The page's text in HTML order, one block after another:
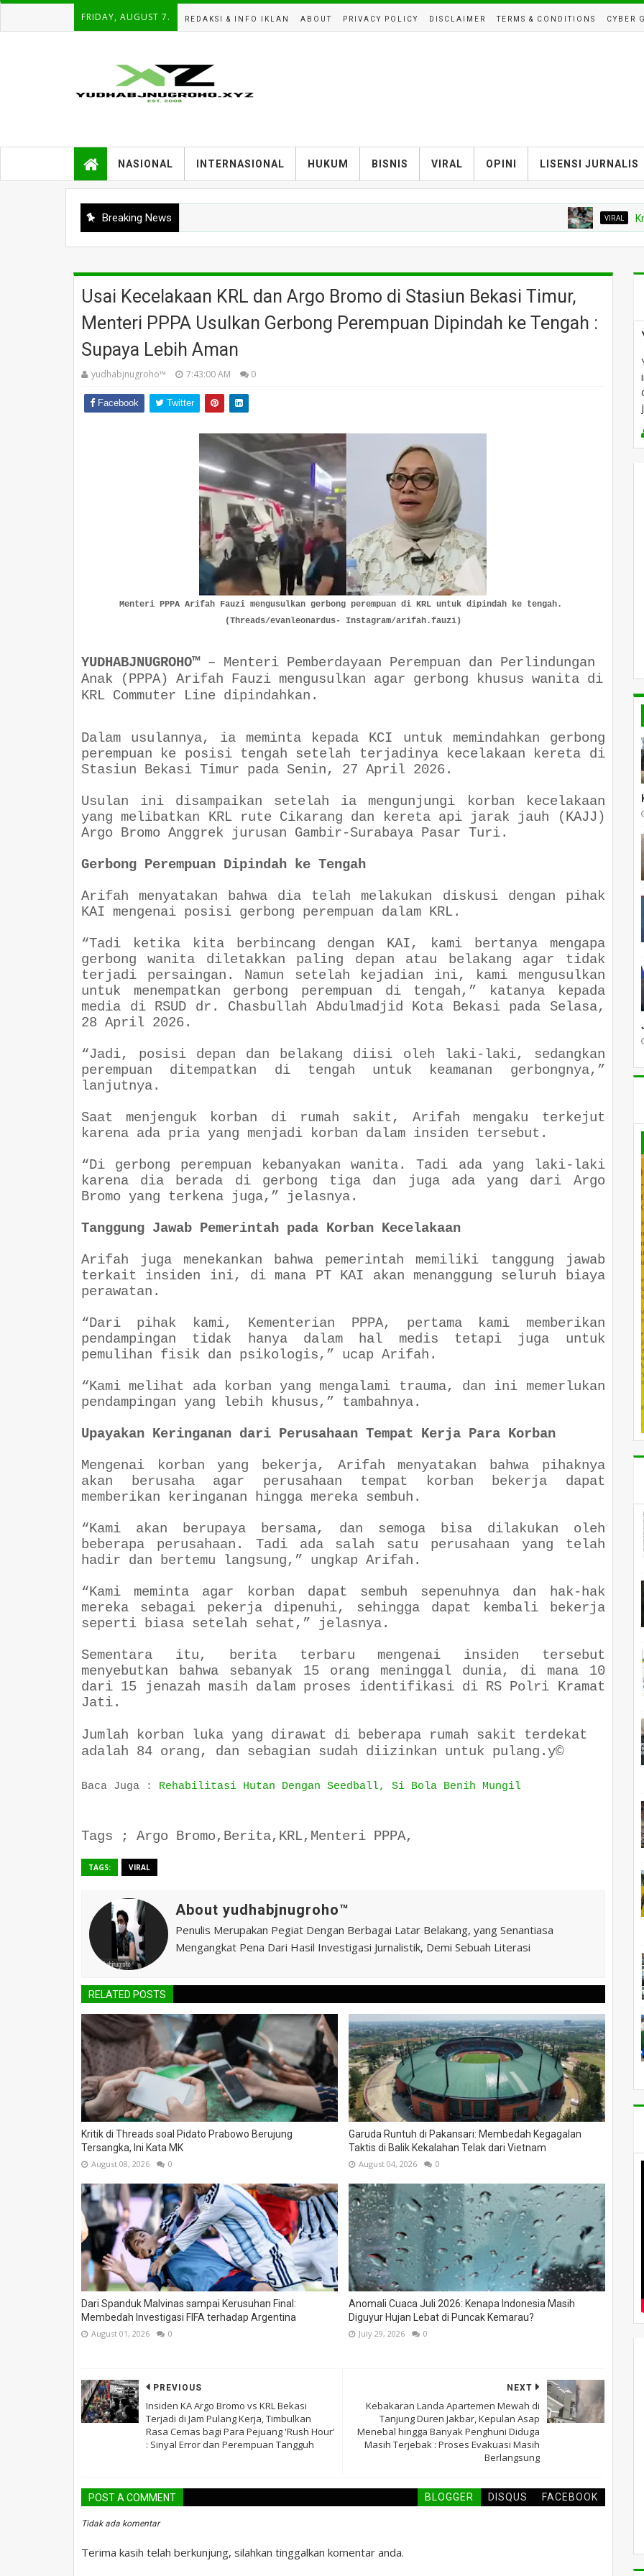
FRIDAY, AUGUST 7. REDAKSI & INFO IKLAN ABOUT PRIVACY POLICY DISCLAIMER TERMS & CONDITIONS CYBER
NASIONAL INTERNASIONAL HUKUM BISNIS VIRAL OPINI LISENSI JURNALIS
Breaking News VIRAL Kritik di
Usai Kecelakaan KRL dan Argo Bromo di Stasiun Bekasi Timur,
Menteri PPPA Usulkan Gerbong Perempuan Dipindah ke Tengah :
Supaya Lebih Aman
yudhabjnugroho™️ 7:43:00 AM 0
Facebook Twitter
Menteri PPPA Arifah Fauzi mengusulkan gerbong perempuan di KRL untuk dipindah ke tengah.
(Threads/evanleonardus- Instagram/arifah.fauzi)
YUDHABJNUGROHO™– Menteri Pemberdayaan Perempuan dan Perlindungan
Anak (PPPA) Arifah Fauzi mengusulkan agar gerbong khusus wanita di
KRL Commuter Line dipindahkan.
Dalam usulannya, ia meminta kepada KCI untuk memindahkan gerbong
perempuan ke posisi tengah setelah terjadinya kecelakaan kereta di
Stasiun Bekasi Timur pada Senin, 27 April 2026.
Usulan ini disampaikan setelah ia mengunjungi korban kecelakaan
yang melibatkan KRL rute Cikarang dan kereta api jarak jauh (KAJJ)
Argo Bromo Anggrek jurusan Gambir-Surabaya Pasar Turi.
Gerbong Perempuan Dipindah ke Tengah
Arifah menyatakan bahwa dia telah melakukan diskusi dengan pihak
KAI mengenai posisi gerbong perempuan dalam KRL.
“Tadi ketika kita berbincang dengan KAI, kami bertanya mengapa
gerbong wanita diletakkan paling depan atau belakang agar tidak
terjadi persaingan. Namun setelah kejadian ini, kami mengusulkan
untuk menempatkan gerbong perempuan di tengah,” katanya kepada
media di RSUD dr. Chasbullah Abdulmadjid Kota Bekasi pada Selasa,
28 April 2026.
“Jadi, posisi depan dan belakang diisi oleh laki-laki, sedangkan
perempuan ditempatkan di tengah untuk keamanan gerbongnya,”
lanjutnya.
Saat menjenguk korban di rumah sakit, Arifah mengaku terkejut
karena ada pria yang menjadi korban dalam insiden tersebut.
“Di gerbong perempuan kebanyakan wanita. Tadi ada yang laki-laki
karena dia berada di gerbong tiga dan juga ada yang dari Argo
Bromo yang terkena juga,” jelasnya.
Tanggung Jawab Pemerintah pada Korban Kecelakaan
Arifah juga menekankan bahwa pemerintah memiliki tanggung jawab
terkait insiden ini, di mana PT KAI akan menanggung seluruh biaya
perawatan.
“Dari pihak kami, Kementerian PPPA, pertama kami memberikan
pendampingan tidak hanya dalam hal medis tetapi juga untuk
pemulihan fisik dan psikologis,” ucap Arifah.
“Kami melihat ada korban yang mengalami trauma, dan ini memerlukan
pendampingan yang lebih khusus,” tambahnya.
Upayakan Keringanan dari Perusahaan Tempat Kerja Para Korban
Mengenai korban yang bekerja, Arifah menyatakan bahwa pihaknya
akan berusaha agar perusahaan tempat korban bekerja dapat
memberikan keringanan hingga mereka sembuh.
“Kami akan berupaya bersama, dan semoga bisa dilakukan oleh
beberapa perusahaan. Tadi ada salah satu perusahaan yang telah
hadir dan bertemu langsung,” ungkap Arifah.
“Kami meminta agar korban dapat sembuh sepenuhnya dan hak-hak
mereka sebagai pekerja dipenuhi, sehingga dapat kembali bekerja
seperti biasa setelah sehat,” jelasnya.
Sementara itu, berita terbaru mengenai insiden tersebut
menyebutkan bahwa sebanyak 15 orang meninggal dunia, di mana 10
dari 15 jenazah masih dalam proses identifikasi di RS Polri Kramat
Jati.
Jumlah korban luka yang dirawat di beberapa rumah sakit terdekat
adalah 84 orang, dan sebagian sudah diizinkan untuk pulang.y©
Baca Juga : Rehabilitasi Hutan Dengan Seedball, Si Bola Benih Mungil
Tags ; Argo Bromo,Berita,KRL,Menteri PPPA,
TAGS: VIRAL
About yudhabjnugroho™️
Penulis Merupakan Pegiat Dengan Berbagai Latar Belakang, yang Senantiasa
Mengangkat Pena Dari Hasil Investigasi Jurnalistik, Demi Sebuah Literasi
RELATED POSTS
Kritik di Threads soal Pidato Prabowo Berujung
Tersangka, Ini Kata MK
August 08, 2026 0
Garuda Runtuh di Pakansari: Membedah Kegagalan
Taktis di Balik Kekalahan Telak dari Vietnam
August 04, 2026 0
Dari Spanduk Malvinas sampai Kerusuhan Final:
Membedah Investigasi FIFA terhadap Argentina
August 01, 2026 0
Anomali Cuaca Juli 2026: Kenapa Indonesia Masih
Diguyur Hujan Lebat di Puncak Kemarau?
July 29, 2026 0
NEXT
Kebakaran Landa Apartemen Mewah di
Tanjung Duren Jakbar, Kepulan Asap
Menebal hingga Banyak Penghuni Diduga
Masih Terjebak : Proses Evakuasi Masih
Berlangsung
PREVIOUS
Insiden KA Argo Bromo vs KRL Bekasi
Terjadi di Jam Pulang Kerja, Timbulkan
Rasa Cemas bagi Para Pejuang 'Rush Hour'
: Sinyal Error dan Perempuan Tangguh
POST A COMMENT BLOGGER DISQUS FACEBOOK
Tidak ada komentar
Terima kasih telah berkunjung, silahkan tinggalkan komentar anda.